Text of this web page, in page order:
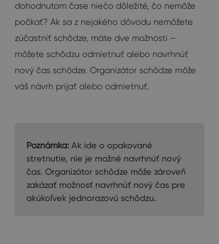
dohodnutom čase niečo dôležité, čo nemôže
počkať? Ak sa z nejakého dôvodu nemôžete
zúčastniť schôdze, máte dve možnosti –
môžete schôdzu odmietnuť alebo navrhnúť
nový čas schôdze. Organizátor schôdze môže
váš návrh prijať alebo odmietnuť.
Poznámka: Ak ide o opakované
stretnutie, nie je možné navrhnúť nový
čas. Organizátor schôdze môže zároveň
zakázať možnosť navrhnúť nový čas pre
akúkoľvek jednorazovú schôdzu.